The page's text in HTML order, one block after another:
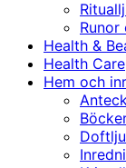
Runor
Health &
Health Care
Hem och